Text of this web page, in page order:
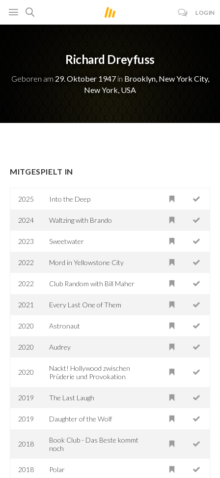
LOGIN
Richard Dreyfuss
Geboren am 29. Oktober 1947in Brooklyn, New York City,
New York, USA
MITGESPIELT IN
2025 Into the Deep
2024 Waltzing with Brando
2023 Sweetwater
2022 Mord in Yellowstone City
2022 Club Random with Bill Maher
2021 Every Last One of Them
2020 Astronaut
2020 Audrey
2020
Nackt! Hollywood zwischen
Prüderie und Provokation
2019 The Last Laugh
2019 Daughter of the Wolf
2018
Book Club - Das Beste kommt
noch
2018 Polar